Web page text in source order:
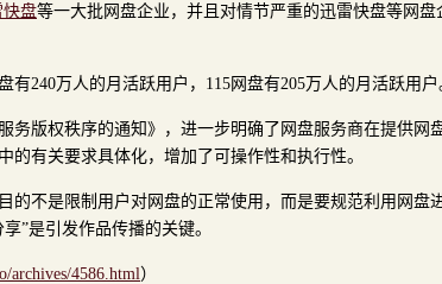
快盘等一大批网盘企业，并且对情节严重的迅雷快盘等网盘
有240万人的月活跃用户，115网盘有205万人的月活跃用户
务版权秩序的通知》，进一步明确了网盘服务商在提供网
有关要求具体化，增加了可操作性和执行性。
的不是限制用户对网盘的正常使用，而是要规范利用网盘
”是引发作品传播的关键。
archives/4586.html）